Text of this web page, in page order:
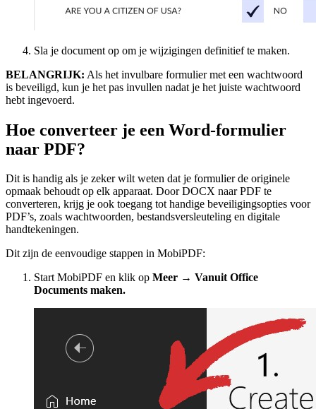
Sla je document op om je wijzigingen definitief te maken.
BELANGRIJK: Als het invulbare formulier met een wachtwoord
is beveiligd, kun je het pas invullen nadat je het juiste wachtwoord
hebt ingevoerd.
Hoe converteer je een Word-formulier
naar PDF?
Dit is handig als je zeker wilt weten dat je formulier de originele
opmaak behoudt op elk apparaat. Door DOCX naar PDF te
converteren, krijg je ook toegang tot handige beveiligingsopties voor
PDF’s, zoals wachtwoorden, bestandsversleuteling en digitale
handtekeningen.
Dit zijn de eenvoudige stappen in MobiPDF:
Start MobiPDF en klik op Meer → Vanuit Office
Documents maken.